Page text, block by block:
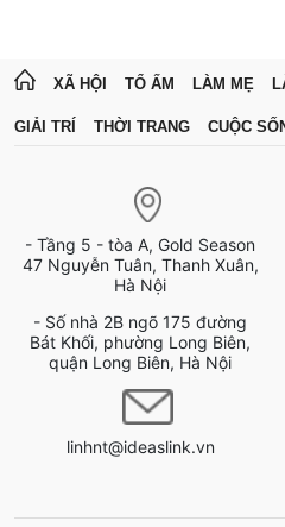
XÃ HỘI TỔ ẤM LÀM MẸ
GIẢI TRÍ THỜI TRANG CUỘC
- Tầng 5 - tòa A, Gold Season
47 Nguyễn Tuân, Thanh Xuân,
Hà Nội
- Số nhà 2B ngõ 175 đường
Bát Khối, phường Long Biên,
quận Long Biên, Hà Nội
linhnt@ideaslink.vn